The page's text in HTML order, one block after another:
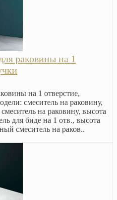
раковины на 1
на 1 отверстие,
смеситель на раковину,
на раковину, высота
для биде на 1 отв., высота
смеситель на раков..